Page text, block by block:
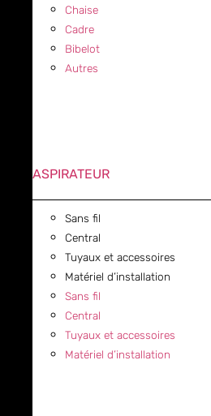
Chaise
Cadre
Bibelot
Autres
ASPIRATEUR
Sans fil
Central
Tuyaux et accessoires
Matériel d’installation
Sans fil
Central
Tuyaux et accessoires
Matériel d’installation